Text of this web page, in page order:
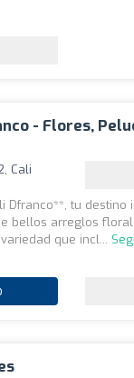
- Flores,
Cali
Dfranco**, tu
bellos arreglos
que incl...